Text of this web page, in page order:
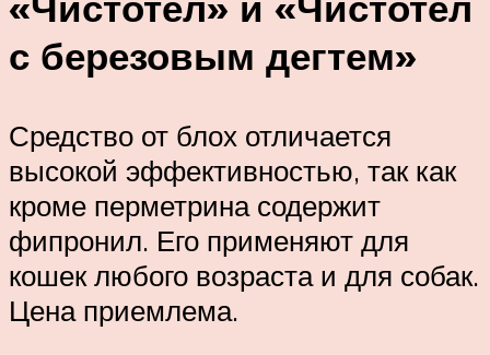
с березовым дегтем»
Средство от блох отличается
высокой эффективностью, так как
кроме перметрина содержит
фипронил. Его применяют для
кошек любого возраста и для собак.
Цена приемлема.